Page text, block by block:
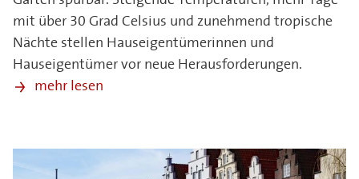
mit über 30 Grad Celsius und zunehmend tropische
Nächte stellen Hauseigentümerinnen und
Hauseigentümer vor neue Herausforderungen.
mehr lesen